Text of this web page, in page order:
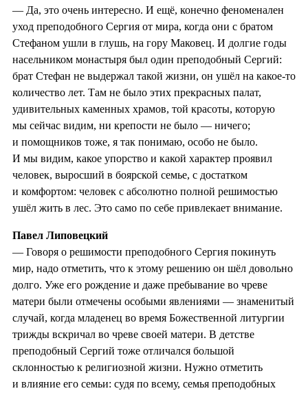
— Да, это очень интересно. И ещё, конечно феноменален
уход преподобного Сергия от мира, когда они с братом
Стефаном ушли в глушь, на гору Маковец. И долгие годы
насельником монастыря был один преподобный Сергий:
брат Стефан не выдержал такой жизни, он ушёл на какое-то
количество лет. Там не было этих прекрасных палат,
удивительных каменных храмов, той красоты, которую
мы сейчас видим, ни крепости не было — ничего;
и помощников тоже, я так понимаю, особо не было.
И мы видим, какое упорство и какой характер проявил
человек, выросший в боярской семье, с достатком
и комфортом: человек с абсолютно полной решимостью
ушёл жить в лес. Это само по себе привлекает внимание.
Павел Липовецкий
— Говоря о решимости преподобного Сергия покинуть
мир, надо отметить, что к этому решению он шёл довольно
долго. Уже его рождение и даже пребывание во чреве
матери были отмечены особыми явлениями — знаменитый
случай, когда младенец во время Божественной литургии
трижды вскричал во чреве своей матери. В детстве
преподобный Сергий тоже отличался большой
склонностью к религиозной жизни. Нужно отметить
и влияние его семьи: судя по всему, семья преподобных